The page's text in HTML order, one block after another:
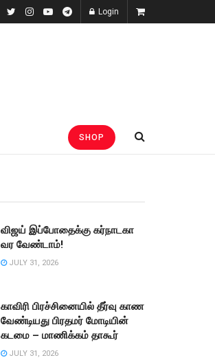
Login
SHOP
விஜய் இப்போதைக்கு கர்நாடகா
வர வேண்டாம்!
JULY 31, 2026
காவிரி பிரச்சினையில் தீர்வு காண
வேண்டியது பிரதமர் மோடியின்
கடமை – மாணிக்கம் தாகூர்
JULY 31, 2026